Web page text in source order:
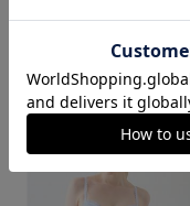
1